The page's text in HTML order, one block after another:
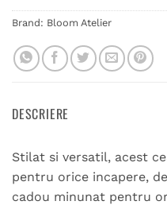
Brand: Bloom Atelier
DESCRIERE
Stilat si versatil, acest
pentru orice incapere,
cadou minunat pentru